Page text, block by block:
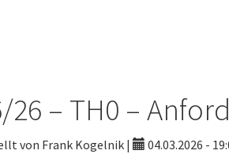
26 – TH0 –
von Frank Kogelnik | 04.03.2026 -